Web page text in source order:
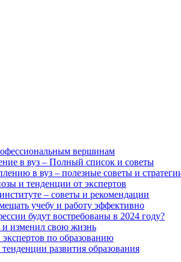
вершинам
в вуз – Полный список и советы
в вуз – полезные советы и
и тенденции от экспертов
– советы и рекомендации
учебу и работу эффективно
будут востребованы в 2024 году?
и изменил свою жизнь
по образованию
развития образования